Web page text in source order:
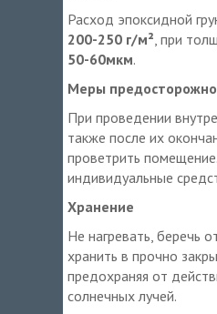
Расход эпоксидной
200-250 г/м² , при
50-60мкм.
Меры
При проведении
также после их
проветрить
индивидуальные
Хранение
Не нагревать, беречь
хранить в прочно
предохраняя от
солнечных лучей.